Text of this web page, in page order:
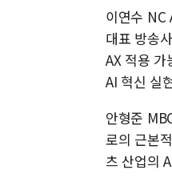
이연수 NC
대표 방송
AX 적용
AI 혁신 실
안형준
로의 근본
츠 산업의